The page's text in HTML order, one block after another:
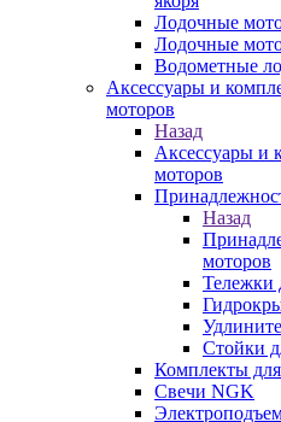
Лодочные
Лодочные
Водометные
Аксессуары и
моторов
Назад
Аксессуары и
моторов
Назад
моторов
Тележки
Стойки
Комплекты
Свечи NGK